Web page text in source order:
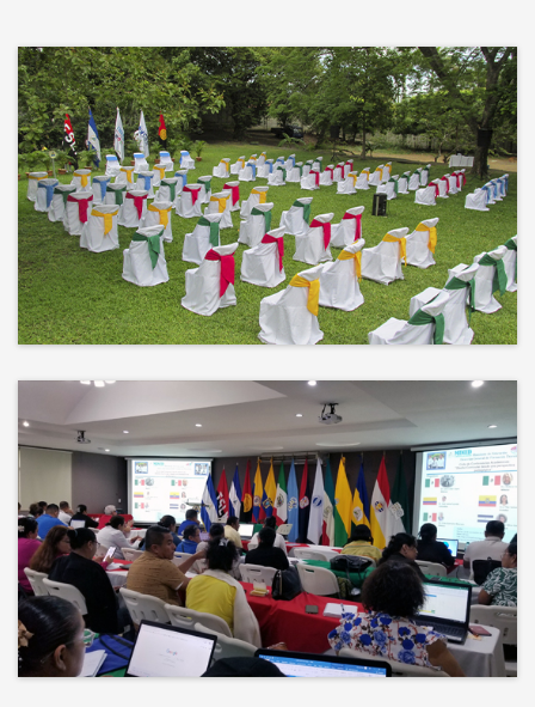
No hay mejor techo que el cielo ni
mejor decorado que la naturaleza.